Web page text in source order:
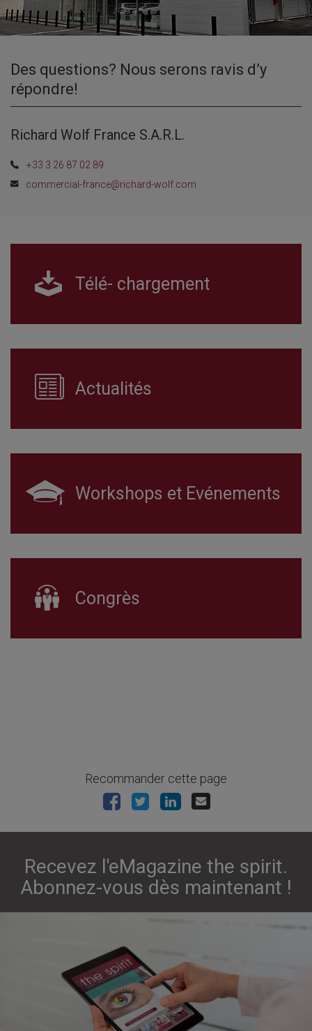
Des questions? Nous serons ravis d’y
répondre!
Richard Wolf France S.A.R.L.
+33 3 26 87 02 89
commercial-france@richard-wolf.com
Télé- chargement
Actualités
Workshops et Evénements
Congrès
Recommander cette page
Recevez l'eMagazine the spirit.
Abonnez-vous dès maintenant !